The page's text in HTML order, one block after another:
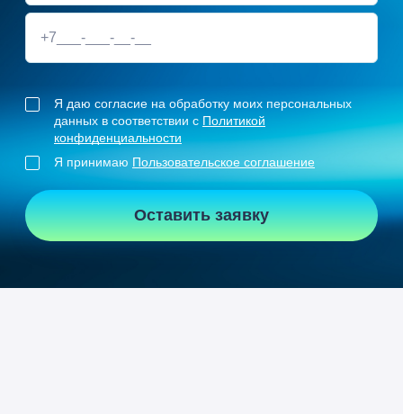
Я даю согласие на обработку моих персональных
данных в соответствии с Политикой
конфиденциальности
Я принимаю Пользовательское соглашение
Оставить заявку